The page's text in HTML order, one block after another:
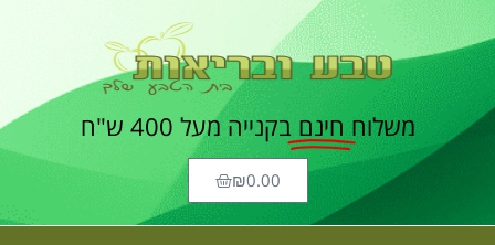
משלוח חינם בקנייה מעל 400 ש"ח
₪0.00